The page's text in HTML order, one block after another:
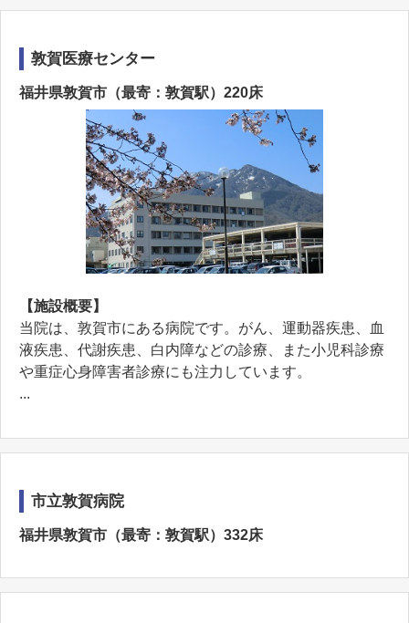
敦賀医療センター
福井県敦賀市（最寄：敦賀駅）220床
【施設概要】
当院は、敦賀市にある病院です。がん、運動器疾患、血
液疾患、代謝疾患、白内障などの診療、また小児科診療
や重症心身障害者診療にも注力しています。
...
市立敦賀病院
福井県敦賀市（最寄：敦賀駅）332床